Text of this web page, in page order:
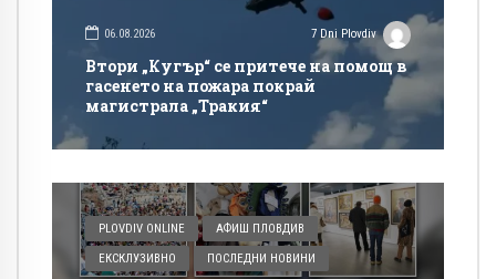
06.08.2026 7 Dni Plovdiv
Втори „Кугър“ се притече на помощ в
гасенето на пожара покрай
магистрала „Тракия“
PLOVDIV ONLINE АФИШ ПЛОВДИВ
ЕКСКЛУЗИВНО ПОСЛЕДНИ НОВИНИ